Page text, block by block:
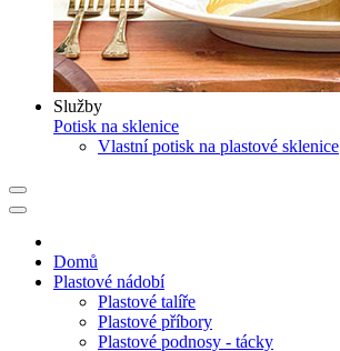
Služby
Potisk na sklenice
Vlastní potisk na plastové sklenice
Domů
Plastové nádobí
Plastové talíře
Plastové příbory
Plastové podnosy - tácky